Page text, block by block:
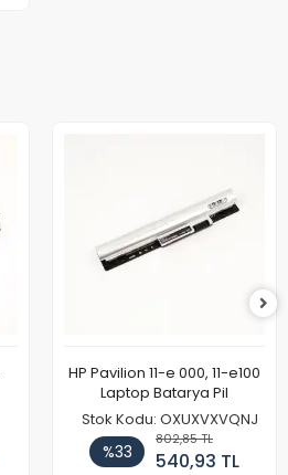
HP Pavilion 11-e 000, 11-e100
Laptop Batarya Pil
Stok Kodu: OXUXVXVQNJ
%33
802,85 TL
540,93 TL